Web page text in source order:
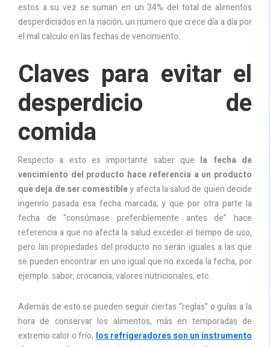
estos a su vez se suman en un 34% del total de alimentos
desperdiciados en la nación, un numero que crece día a día por
el mal calculo en las fechas de vencimiento.
Claves para evitar el
desperdicio de
comida
Respecto a esto es importante saber que la fecha de
vencimiento del producto hace referencia a un producto
que deja de ser comestibley afecta la salud de quien decide
ingerirlo pasada esa fecha marcada, y que por otra parte la
fecha de “consúmase preferiblemente antes de” hace
referencia a que no afecta la salud exceder el tiempo de uso,
pero las propiedades del producto no serán iguales a las que
se pueden encontrar en uno igual que no exceda la fecha, por
ejemplo: sabor, crocancia, valores nutricionales, etc.
Además de esto se pueden seguir ciertas “reglas” o guías a la
hora de conservar los alimentos, más en temporadas de
extremo calor o frío, los refrigeradores son un instrumento